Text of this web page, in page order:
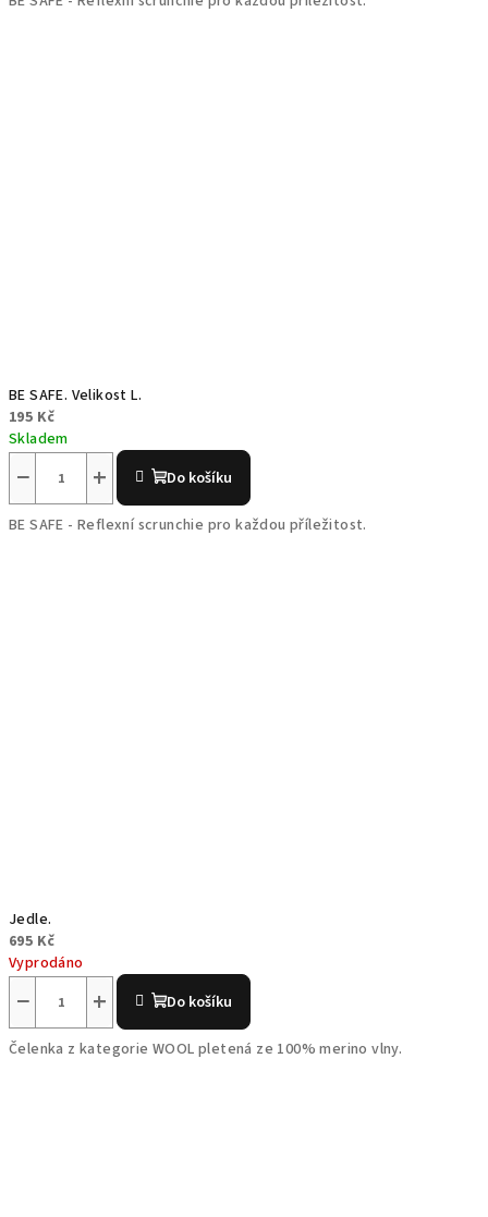
BE SAFE. Velikost L.
195 Kč
Skladem
+
− Do košíku
BE SAFE - Reflexní scrunchie pro každou příležitost.
Jedle.
695 Kč
Vyprodáno
+
− Do košíku
Čelenka z kategorie WOOL pletená ze 100% merino vlny.